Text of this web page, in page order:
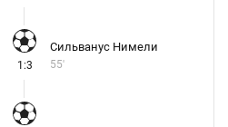
1:3
Сильванус Нимели
55'